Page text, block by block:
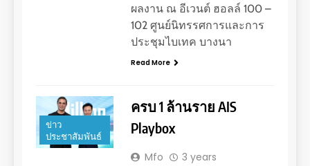
ผลงาน ณ อีเวนต์ ฮอลล์ 100 –
102 ศูนย์นิทรรศการและการ
ประชุมไบเทค บางนา
Read More
ข่าว
ประชาสัมพันธ์
ครบ 1 ล้านราย AIS
Playbox
Mfo
3 years